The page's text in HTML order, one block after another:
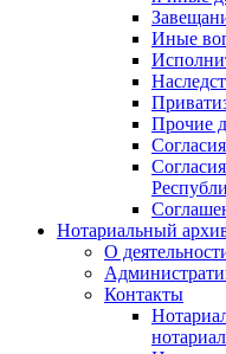
Иные
Прочие
Согласия
Нотариальный
О
Контакты